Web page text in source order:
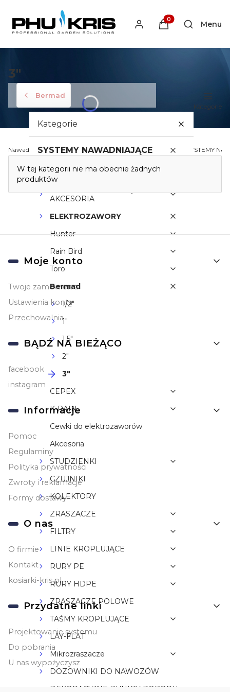
Produkty w
Otwórz
Menu
3"
Bermad
Kategorie
Kategorie
SYSTEMY NAWADNIAJĄCE
STEROWNIKI
AKCESORIA
ELEKTROZAWORY
Hunter
Rain Bird
Toro
Bermad
1/2"
1"
1,5"
2"
3"
CEPEX
K-RAIN
Cewki do elektrozaworów
Akcesoria
STUDZIENKI
CZUJNIKI
KOLEKTORY
ZRASZACZE
FILTRY
LINIE KROPLUJĄCE
RURY PE
RURY HDPE
ZRASZACZE POLOWE
TAŚMY KROPLUJĄCE
LAY-FLAT
Mikrozraszacze
DOZOWNIKI DO NAWOZÓW
DEKORACYJNE PUNKTY POBORU
Nawadnianiekris.pl - Profesjonalne Systemy Nawadniania SYSTEMY
W tej kategorii nie ma obecnie żadnych
produktów
Linki w stopce
Moje konto
Twoje zamówienia
Ustawienia konta
Przechowalnia
BĄDŹ NA BIEŻĄCO
facebook
instagram
Informacje
Pomoc
Regulaminy
Polityka prywatności
Zwroty i reklamacje
Formy dostawy
O nas
O firmie
Kontakt
kosiarki-kris.pl
Przydatne linki
Projektowanie systemu
Do pobrania
U nas wypożyczysz